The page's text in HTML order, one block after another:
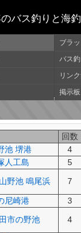
バス釣りと海
ブラ
バス
リン
掲示板
回数
池 堺港
4
人工島
5
野池 鳴尾浜
7
尼崎港
3
市の野池
4